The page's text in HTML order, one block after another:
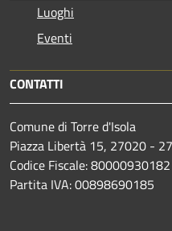
Luoghi
Eventi
CONTATTI
Comune di Torre d'Isola
Piazza Libertà 15, 27020 -
Codice Fiscale: 80000930182
Partita IVA: 00898690185